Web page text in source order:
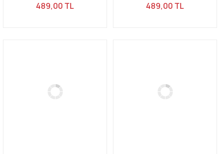
489,00 TL 489,00 TL